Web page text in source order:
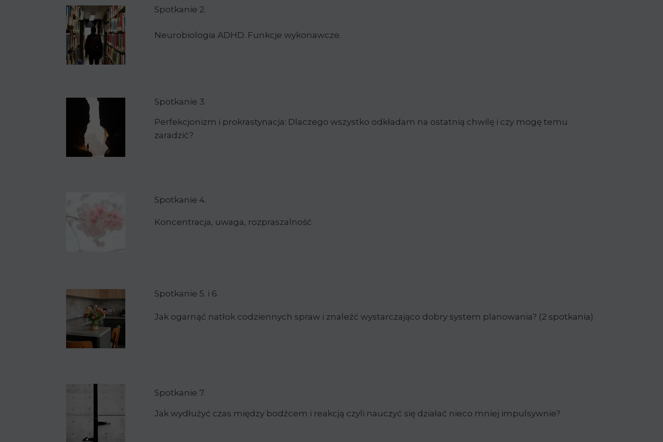
Perfekcjonizm i prokrastynacja: Dlaczego wszystko odkładam na ostatnią chwilę i czy mogę temu
zaradzić?
Jak wydłużyć czas między bodźcem i reakcją czyli nauczyć się działać nieco mniej impulsywnie?
Jak ogarnąć natłok codziennych spraw i znaleźć wystarczająco dobry system planowania? (2 spotkania)
Spotkanie 5. i 6.
Koncentracja, uwaga, rozpraszalność
Neurobiologia ADHD. Funkcje wykonawcze.
Spotkanie 4.
Spotkanie 3.
Spotkanie 2.
Spotkanie 7.